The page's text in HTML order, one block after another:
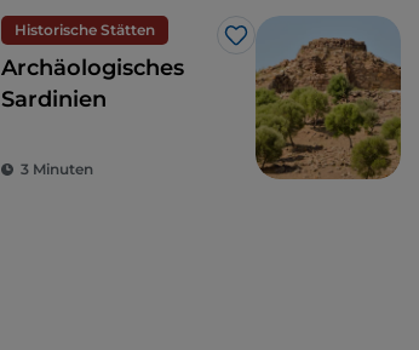
Historische Stätten
Like
Archäologisches
Sardinien
3 Minuten